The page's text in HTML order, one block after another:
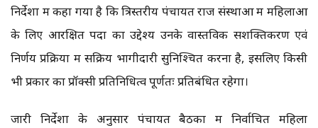
निर्देशों में कहा गया है कि त्रिस्तरीय पंचायत राज संस्थाओं में महिलाओं
के लिए आरक्षित पदों का उद्देश्य उनके वास्तविक सशक्तिकरण एवं
निर्णय प्रक्रिया में सक्रिय भागीदारी सुनिश्चित करना है, इसलिए किसी
भी प्रकार का प्रॉक्सी प्रतिनिधित्व पूर्णतः प्रतिबंधित रहेगा।
जारी निर्देशों के अनुसार पंचायत बैठकों में निर्वाचित महिला